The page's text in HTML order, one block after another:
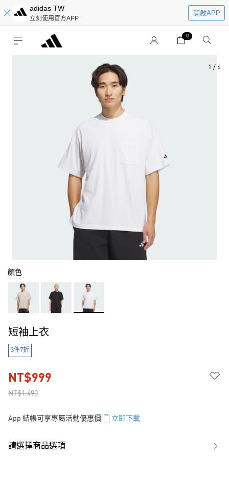
adidas TW
立刻使用官方APP
開啟APP
0
1 / 6
顏色
短袖上衣
3件7折
NT$1,490
NT$999
App 結帳可享專屬活動優惠價 立即下載
請選擇商品選項